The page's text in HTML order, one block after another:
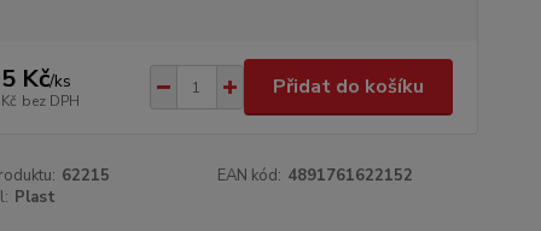
Kč/ks
bez DPH
Přidat do košíku
62215 EAN kód: 4891761622152
Plast